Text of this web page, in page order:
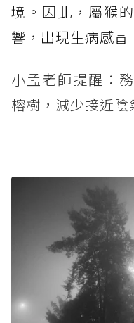
境。因此，屬猴
響，出現生病感冒
小孟老師提醒：
榕樹，減少接近陰